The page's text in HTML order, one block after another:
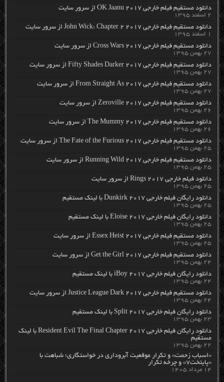
دانلود مستقیم فیلم خارجی OK Jaanu 2017 از سرور سایت
۲ اسفند ۱۳۹۵
دانلود مستقیم فیلم خارجی John Wick: Chapter 2 2017 از سرور سایت
۱ اسفند ۱۳۹۵
دانلود مستقیم فیلم خارجی Cross Wars 2017 از سرور سایت
۲۷ بهمن ۱۳۹۵
دانلود مستقیم فیلم خارجی Fifty Shades Darker 2017 از سرور سایت
۲۷ بهمن ۱۳۹۵
دانلود مستقیم فیلم خارجی From Straight As 2017 از سرور سایت
۲۷ بهمن ۱۳۹۵
دانلود مستقیم فیلم خارجی Zeroville 2017 از سرور سایت
۲۶ بهمن ۱۳۹۵
دانلود مستقیم فیلم خارجی The Mummy 2017 از سرور سایت
۲۶ بهمن ۱۳۹۵
دانلود مستقیم فیلم خارجی The Fate of the Furious 2017 از سرور سایت
۲۵ بهمن ۱۳۹۵
دانلود مستقیم فیلم خارجی Running Wild 2017 از سرور سایت
۲۵ بهمن ۱۳۹۵
دانلود فیلم خارجی Rings 2017 از سرور سایت
۲۵ بهمن ۱۳۹۵
دانلود رایگان فیلم خارجی Dunkirk 2017 با لینک مستقیم
۲۵ بهمن ۱۳۹۵
دانلود رایگان فیلم خارجی Eloise 2017 با لینک مستقیم
۲۵ بهمن ۱۳۹۵
دانلود مستقیم فیلم خارجی Essex Heist 2017 از سرور سایت
۲۵ بهمن ۱۳۹۵
دانلود مستقیم فیلم خارجی Get the Girl 2017 از سرور سایت
۲۴ بهمن ۱۳۹۵
دانلود رایگان فیلم خارجی iBoy 2017 با لینک مستقیم
۲۴ بهمن ۱۳۹۵
دانلود مستقیم فیلم خارجی Justice League Dark 2017 از سرور سایت
۲۴ بهمن ۱۳۹۵
دانلود رایگان فیلم خارجی Split 2017 با لینک مستقیم
۲۳ بهمن ۱۳۹۵
دانلود رایگان فیلم خارجی Resident Evil The Final Chapter 2017 با لینک
مستقیم
۲۲ بهمن ۱۳۹۵
«اسباب زحمت» و تکرار موقعیت آبروداری در خواستگاری؛ شباهت با
«پایتخت۷» و چرخه تکرار
۱۴ مرداد ۱۴۰۵